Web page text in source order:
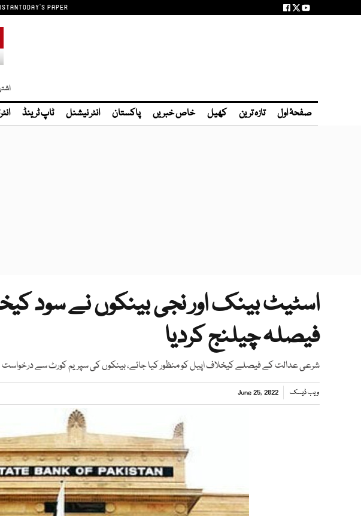
TODAY'S PAPER
صفحۂ اول تازہ ترین کھیل خاص خبریں پاکستان انٹر نیشنل ٹاپ ٹرینڈ
اسٹیٹ بینک اور نجی بینکوں نے سود
فیصلہ چیلنج کردیا
شرعی عدالت کے فیصلے کیخلاف اپیل کو منظور کیا جائے، بینکوں کی سپریم کورٹ سے درخواست
ویب ڈیسک June 25, 2022